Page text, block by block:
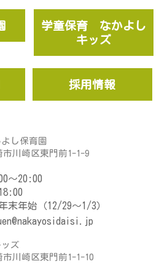
学童保育 なかよし
キッズ
採用情報
し保育園
市川崎区東門前1-1-9
～20:00
年始（12/29～1/3）
@nakayosidaisi.jp
ズ
市川崎区東門前1-1-10